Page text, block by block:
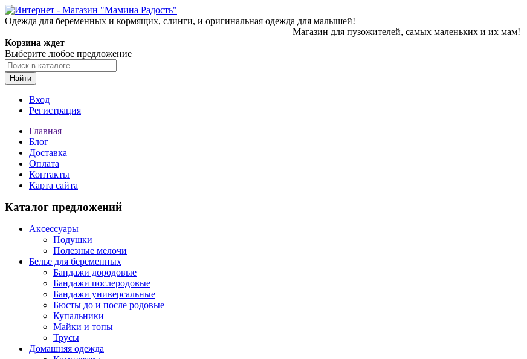
Одежда для беременных и кормящих, слинги, и оригинальная одежда для малышей!
Магазин для пузожителей, самых маленьких и их мам!
Корзина ждет
Выберите любое предложение
Найти
Вход
Регистрация
Главная
Блог
Доставка
Оплата
Контакты
Карта сайта
Каталог предложений
Аксессуары
Подушки
Полезные мелочи
Белье для беременных
Бандажи дородовые
Бандажи послеродовые
Бандажи универсальные
Бюсты до и после родовые
Купальники
Майки и топы
Трусы
Домашняя одежда